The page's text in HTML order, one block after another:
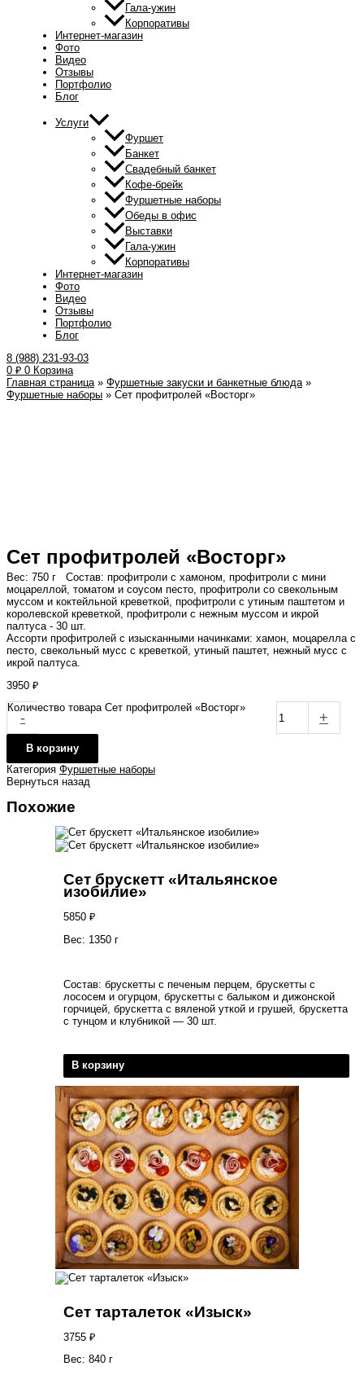
Гала-ужин
Корпоративы
Интернет-магазин
Фото
Видео
Отзывы
Портфолио
Блог
Услуги
Фуршет
Банкет
Свадебный банкет
Кофе-брейк
Фуршетные наборы
Обеды в офис
Выставки
Гала-ужин
Корпоративы
Интернет-магазин
Фото
Видео
Отзывы
Портфолио
Блог
8 (988) 231-93-03
0 ₽ 0 Корзина
Главная страница » Фуршетные закуски и банкетные блюда »
Фуршетные наборы » Сет профитролей «Восторг»
Сет профитролей «Восторг»
Вес: 750 г Состав: профитроли с хамоном, профитроли с мини
моцареллой, томатом и соусом песто, профитроли со свекольным
муссом и коктейльной креветкой, профитроли с утиным паштетом и
королевской креветкой, профитроли с нежным муссом и икрой
палтуса - 30 шт.
Ассорти профитролей с изысканными начинками: хамон, моцарелла с
песто, свекольный мусс с креветкой, утиный паштет, нежный мусс с
икрой палтуса.
3950 ₽
-
Количество товара Сет профитролей «Восторг»
+
В корзину
Категория Фуршетные наборы
Вернуться назад
Похожие
Сет брускетт «Итальянское
изобилие»
5850 ₽
Вес: 1350 г
Состав: брускетты с печеным перцем, брускетты с
лососем и огурцом, брускетты с балыком и дижонской
горчицей, брускетта с вяленой уткой и грушей, брускетта
с тунцом и клубникой — 30 шт.
В корзину
Сет тарталеток «Изыск»
3755 ₽
Вес: 840 г